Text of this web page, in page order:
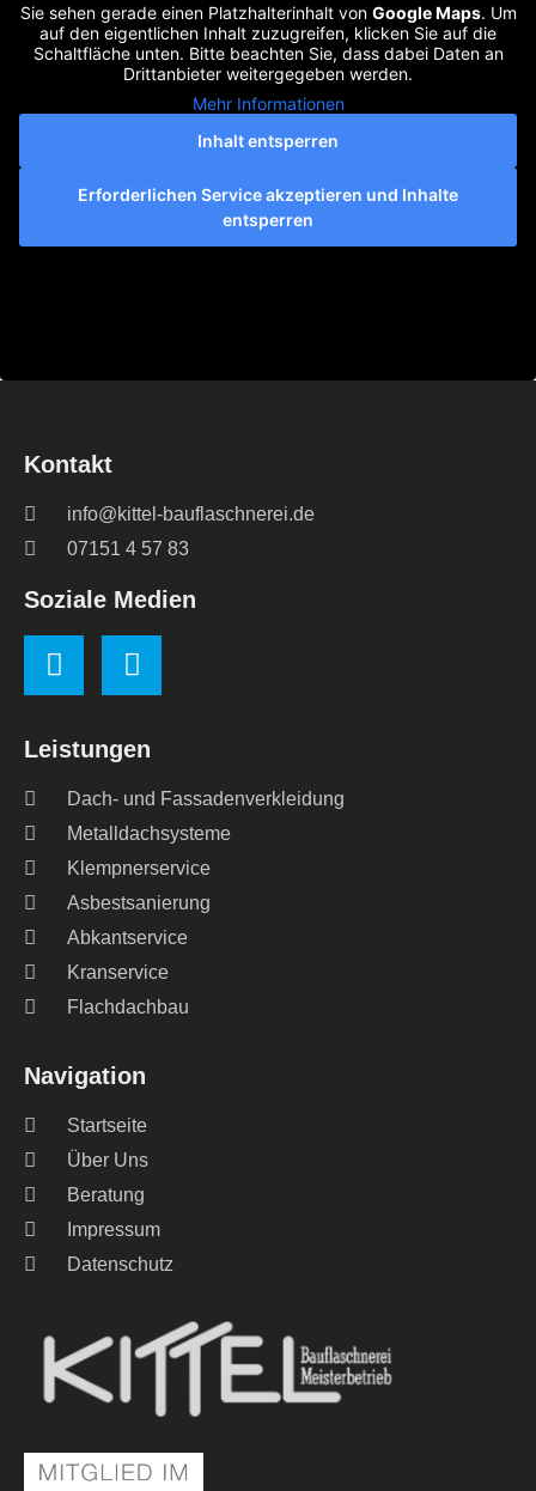
Sie sehen gerade einen Platzhalterinhalt von Google Maps. Um
auf den eigentlichen Inhalt zuzugreifen, klicken Sie auf die
Schaltfläche unten. Bitte beachten Sie, dass dabei Daten an
Drittanbieter weitergegeben werden.
Mehr Informationen
Inhalt entsperren
Erforderlichen Service akzeptieren und Inhalte
entsperren
Navigation
Startseite
Über Uns
Beratung
Impressum
Datenschutz
Leistungen
Dach- und Fassadenverkleidung
Metalldachsysteme
Klempnerservice
Asbestsanierung
Abkantservice
Kranservice
Flachdachbau
Kontakt
info@kittel-bauflaschnerei.de
07151 4 57 83
Soziale Medien